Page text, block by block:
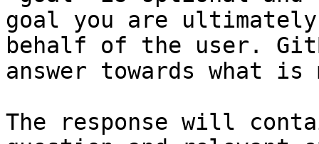
goal you are
behalf of the user.
answer towards what
The response will